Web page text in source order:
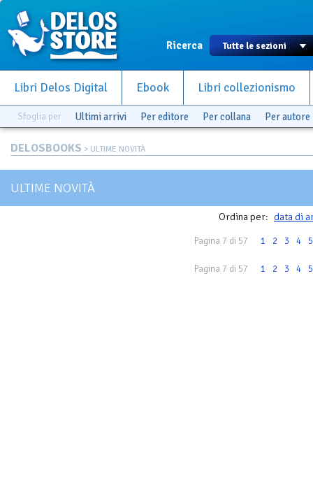
Ricerca
Libri Delos Digital Ebook Libri collezionismo
Sfoglia per Ultimi arrivi Per editore Per collana Per autore
DELOSBOOKS > ULTIME NOVITÀ
ULTIME NOVITÀ
Ordina per: data di
Pagina 7 di 57 1 2 3 4 5
Pagina 7 di 57 1 2 3 4 5